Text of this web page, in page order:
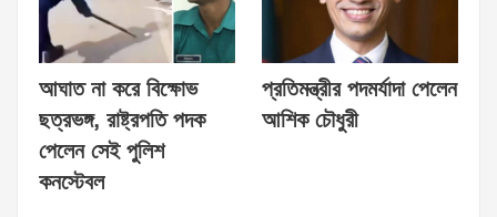
আঘাত না করে বিক্ষোভ
ছত্রভঙ্গ, রাষ্ট্রপতি পদক
পেলেন সেই পুলিশ
কনস্টেবল
প্রতিমন্ত্রীর পদমর্যাদা পেলেন
আশিক চৌধুরী